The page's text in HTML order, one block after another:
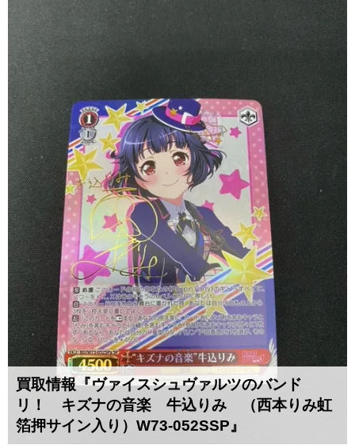
買取情報『ヴァイスシュヴァルツのバンド
リ！ キズナの音楽 牛込りみ （西本りみ虹
箔押サイン入り）W73-052SSP』